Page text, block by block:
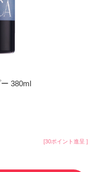
380ml
[30ポイント進呈 ]